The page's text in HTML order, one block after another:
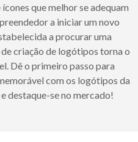
que melhor se adequam
a iniciar um novo
a procurar uma
criação de logótipos torna o
Dê o primeiro passo para
com os logótipos da
destaque-se no mercado!